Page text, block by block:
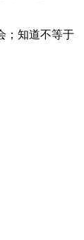
；知道不等于